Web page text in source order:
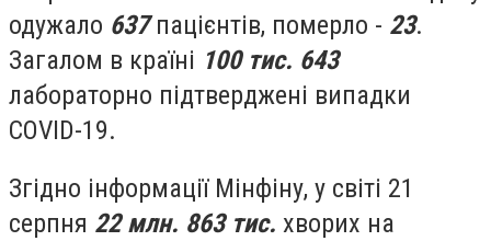
одужало 637пацієнтів, померло - 23.
Загалом в країні 100 тис. 643
лабораторно підтверджені випадки
COVID-19.
Згідно інформації Мінфіну, у світі 21
серпня 22 млн. 863 тис. хворих на